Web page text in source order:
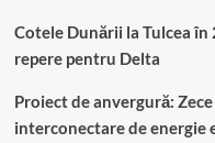
Cotele Dunării la Tulcea în
repere pentru Delta
Proiect de anvergură:
interconectare de energie